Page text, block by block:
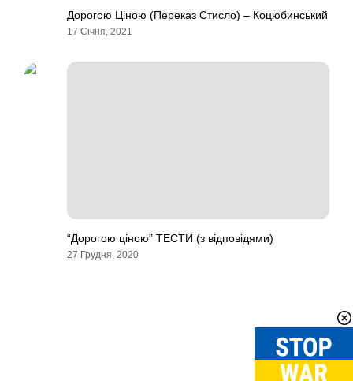
Дорогою Ціною (Переказ Стисло) – Коцюбинський
17 Січня, 2021
“Дорогою ціною” ТЕСТИ (з відповідями)
27 Грудня, 2020